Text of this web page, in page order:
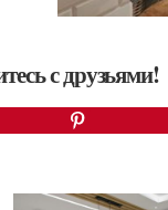
с друзьями!